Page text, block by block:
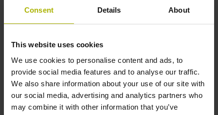
Consent Details About
This website uses cookies
We use cookies to personalise content and ads, to
provide social media features and to analyse our traffic.
We also share information about your use of our site with
our social media, advertising and analytics partners who
may combine it with other information that you’ve
留言